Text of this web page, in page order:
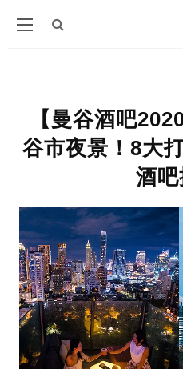
【曼谷酒吧
谷市夜景！8大
酒